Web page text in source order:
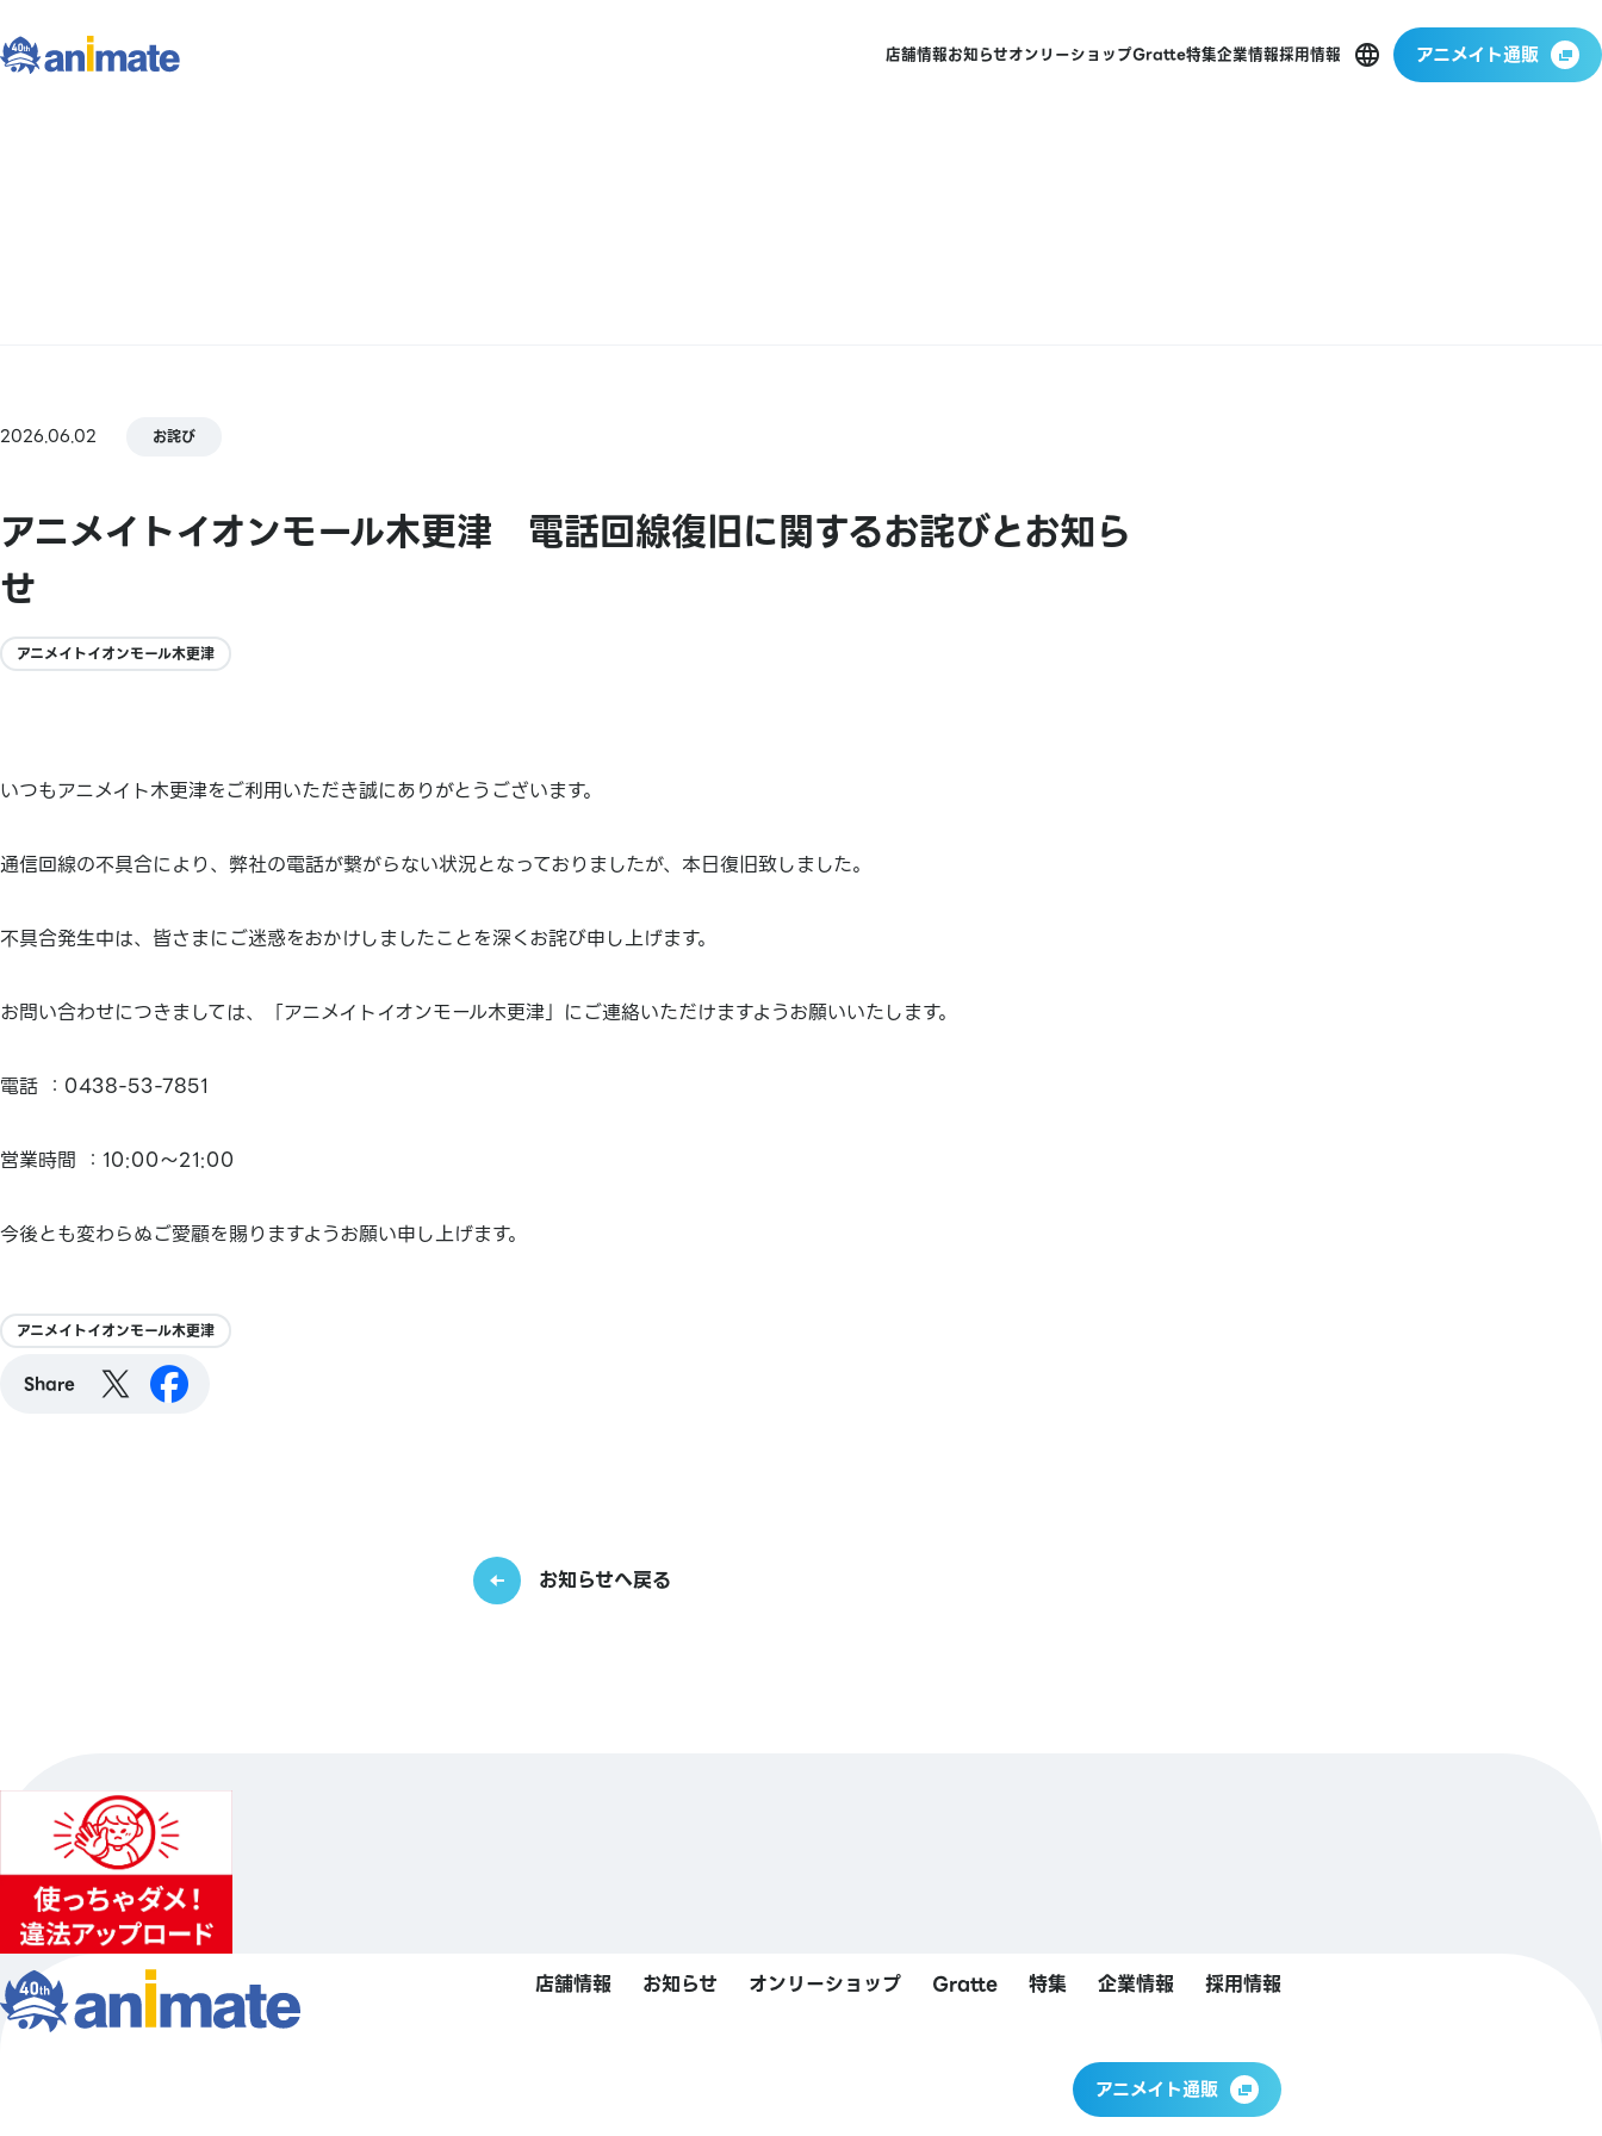
店舗情報お知らせオンリーショップGratte特集企業情報採用情報 アニメイト通販
2026.06.02 お詫び
アニメイトイオンモール木更津 電話回線復旧に関するお詫びとお知ら
せ
アニメイトイオンモール木更津
いつもアニメイト木更津をご利用いただき誠にありがとうございます。
通信回線の不具合により、弊社の電話が繋がらない状況となっておりましたが、本日復旧致しました。
不具合発生中は、皆さまにご迷惑をおかけしましたことを深くお詫び申し上げます。
お問い合わせにつきましては、「アニメイトイオンモール木更津」にご連絡いただけますようお願いいたします。
電話 ：0438-53-7851
営業時間 ：10:00～21:00
今後とも変わらぬご愛顧を賜りますようお願い申し上げます。
アニメイトイオンモール木更津
Share
お知らせへ戻る
店舗情報 お知らせ オンリーショップ Gratte 特集 企業情報 採用情報
アニメイト通販